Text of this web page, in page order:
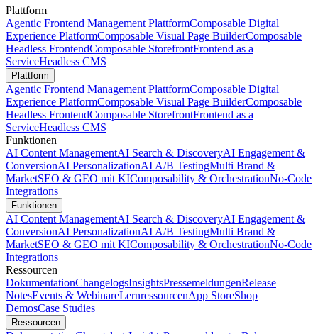
Plattform
Agentic Frontend Management PlattformComposable Digital
Experience PlatformComposable Visual Page BuilderComposable
Headless FrontendComposable StorefrontFrontend as a
ServiceHeadless CMS
Plattform
Agentic Frontend Management PlattformComposable Digital
Experience PlatformComposable Visual Page BuilderComposable
Headless FrontendComposable StorefrontFrontend as a
ServiceHeadless CMS
Funktionen
AI Content ManagementAI Search & DiscoveryAI Engagement &
ConversionAI PersonalizationAI A/B TestingMulti Brand &
MarketSEO & GEO mit KIComposability & OrchestrationNo-Code
Integrations
Funktionen
AI Content ManagementAI Search & DiscoveryAI Engagement &
ConversionAI PersonalizationAI A/B TestingMulti Brand &
MarketSEO & GEO mit KIComposability & OrchestrationNo-Code
Integrations
Ressourcen
DokumentationChangelogsInsightsPressemeldungenRelease
NotesEvents & WebinareLernressourcenApp StoreShop
DemosCase Studies
Ressourcen